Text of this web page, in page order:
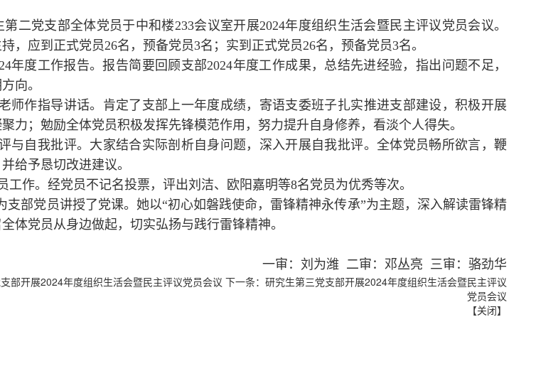
二党支部全体党员于中和楼233会议室开展2024年度组织生活会暨民主评议党员会议。
，应到正式党员26名，预备党员3名；实到正式党员26名，预备党员3名。
年度工作报告。报告简要回顾支部2024年度工作成果，总结先进经验，指出问题不足，
向。
师作指导讲话。肯定了支部上一年度成绩，寄语支委班子扎实推进支部建设，积极开展
力；勉励全体党员积极发挥先锋模范作用，努力提升自身修养，看淡个人得失。
与自我批评。大家结合实际剖析自身问题，深入开展自我批评。全体党员畅所欲言，鞭
给予恳切改进建议。
工作。经党员不记名投票，评出刘洁、欧阳嘉明等8名党员为优秀等次。
支部党员讲授了党课。她以“初心如磐践使命，雷锋精神永传承”为主题，深入解读雷锋精
体党员从身边做起，切实弘扬与践行雷锋精神。
一审：刘为潍 二审：邓丛亮 三审：骆劲华
部开展2024年度组织生活会暨民主评议党员会议 下一条： 研究生第三党支部开展2024年度组织生活会暨民主评议
党员会议
【关闭】